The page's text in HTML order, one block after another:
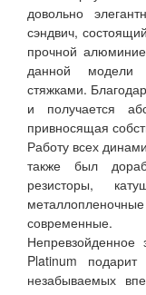
довольно
сэндвич,
прочной
данной модели
стяжками.
и получается
привносящая
Работу всех
также был
резисторы,
современные.
Непревзойденное
Platinum
незабываемых